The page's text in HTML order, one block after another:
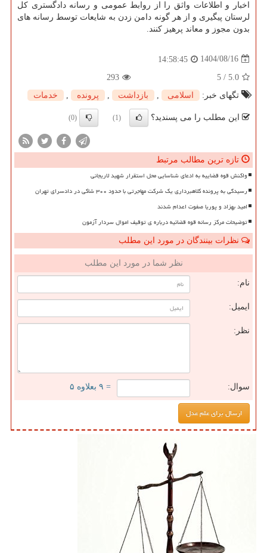
اخبار و اطلاعات واثق را از روابط عمومی و رسانه دادگستری کل
لرستان پیگیری و از هر گونه دامن زدن به شایعات توسط رسانه های
بدون مجوز و معاند پرهیز کنند.
1404/08/16
14:58:45
5.0
/
5
293
تگهای خبر:
اسلامی , بازداشت , پرونده , خدمات
این مطلب را می پسندید؟ (1)
(0)
تازه ترین مطالب مرتبط
واکنش قوه قضاییه به ادعای شناسایی محل استقرار شهید لاریجانی
رسیدگی به پرونده کلاهبرداری یک شرکت مهاجرتی با حدود ۳۰۰ شاکی در دادسرای تهران
امید بهزاد و پوریا صفوت اعدام شدند
توضیحات مرکز رسانه قوه قضائیه درباره ی توقیف اموال سردار آزمون
نظرات بینندگان در مورد این مطلب
نظر شما در مورد این مطلب
نام:
ایمیل:
نظر:
سوال: = ۹ بعلاوه ۵